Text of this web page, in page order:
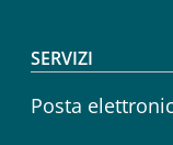
SERVIZI
Posta